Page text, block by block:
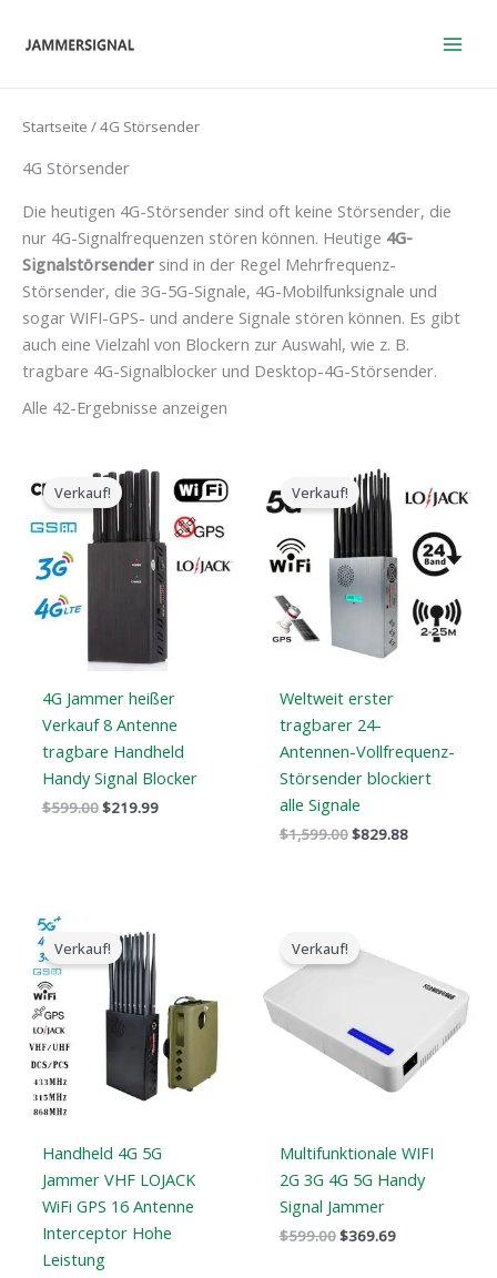
Inhalt
Startseite / 4G Störsender
4G Störsender
Die heutigen 4G-Störsender sind oft keine Störsender, die
nur 4G-Signalfrequenzen stören können. Heutige 4G-
Signalstörsender sind in der Regel Mehrfrequenz-
Störsender, die 3G-5G-Signale, 4G-Mobilfunksignale und
sogar WIFI-GPS- und andere Signale stören können. Es gibt
auch eine Vielzahl von Blockern zur Auswahl, wie z. B.
tragbare 4G-Signalblocker und Desktop-4G-Störsender.
Alle 42-Ergebnisse anzeigen
Verkauf!
4G Jammer heißer
Verkauf 8 Antenne
tragbare Handheld
Handy Signal Blocker
$599.00
ursprüngliche
Preis
war:
$599.00.
$219.99
aktuelle
Preis
ist:
$219.99.
Verkauf!
Weltweit erster
tragbarer 24-
Antennen-Vollfrequenz-
Störsender blockiert
alle Signale
$1,599.00
ursprüngliche
Preis
war:
$1,599.00.
$829.88
aktuelle
Preis
$829.88.
Verkauf!
Handheld 4G 5G
Jammer VHF LOJACK
WiFi GPS 16 Antenne
Interceptor Hohe
Leistung
ursprüngliche
Preis
war:
$1,539.00.$839.99.
Verkauf!
Multifunktionale WIFI
2G 3G 4G 5G Handy
Signal Jammer
$599.00
Preis
$369.69
ist:
$369.69.